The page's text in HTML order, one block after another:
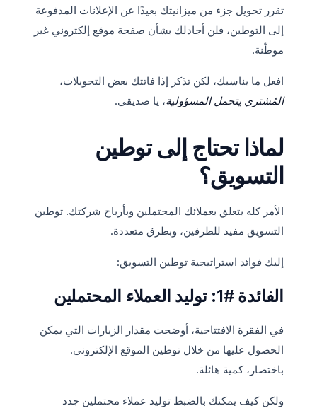
تقرر تحويل جزء من ميزانيتك بعيدًا عن الإعلانات المدفوعة
إلى التوطين، فلن أجادلك بشأن صفحة موقع إلكتروني غير
موطّنة.
افعل ما يناسبك، لكن تذكر إذا فاتتك بعض التحويلات،
المُشتري يتحمل المسؤولية، يا صديقي.
لماذا تحتاج إلى توطين
التسويق؟
الأمر كله يتعلق بعملائك المحتملين وبأرباح شركتك. توطين
التسويق مفيد للطرفين، وبطرق متعددة.
إليك فوائد استراتيجية توطين التسويق:
الفائدة #1: توليد العملاء المحتملين
في الفقرة الافتتاحية، أوضحت مقدار الزيارات التي يمكن
الحصول عليها من خلال توطين الموقع الإلكتروني.
باختصار، كمية هائلة.
ولكن كيف يمكنك بالضبط توليد عملاء محتملين جدد